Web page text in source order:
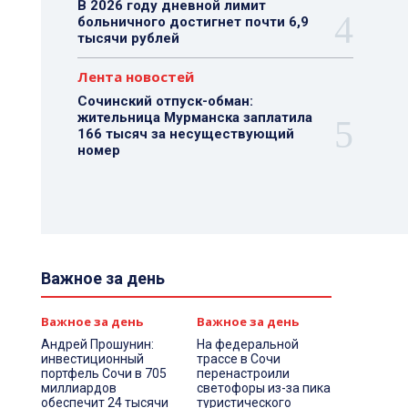
В 2026 году дневной лимит
больничного достигнет почти 6,9
тысячи рублей
Лента новостей
Сочинский отпуск-обман:
жительница Мурманска заплатила
166 тысяч за несуществующий
номер
Важное за день
Важное за день
Андрей Прошунин:
инвестиционный
портфель Сочи в 705
миллиардов
обеспечит 24 тысячи
Важное за день
На федеральной
трассе в Сочи
перенастроили
светофоры из-за пика
туристического